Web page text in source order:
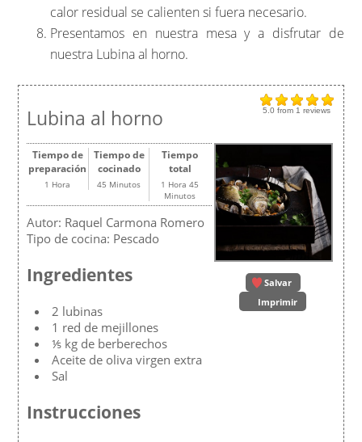
calor residual se calienten si fuera necesario.
Presentamos en nuestra mesa y a disfrutar de
nuestra Lubina al horno.
5.0 from 1 reviews
Lubina al horno
Salvar
Imprimir
Tiempo de
preparación
1 Hora
Tiempo de
cocinado
45 Minutos
Tiempo
total
1 Hora 45
Minutos
Autor: Raquel Carmona Romero
Tipo de cocina: Pescado
Ingredientes
2 lubinas
1 red de mejillones
⅕ kg de berberechos
Aceite de oliva virgen extra
Sal
Instrucciones